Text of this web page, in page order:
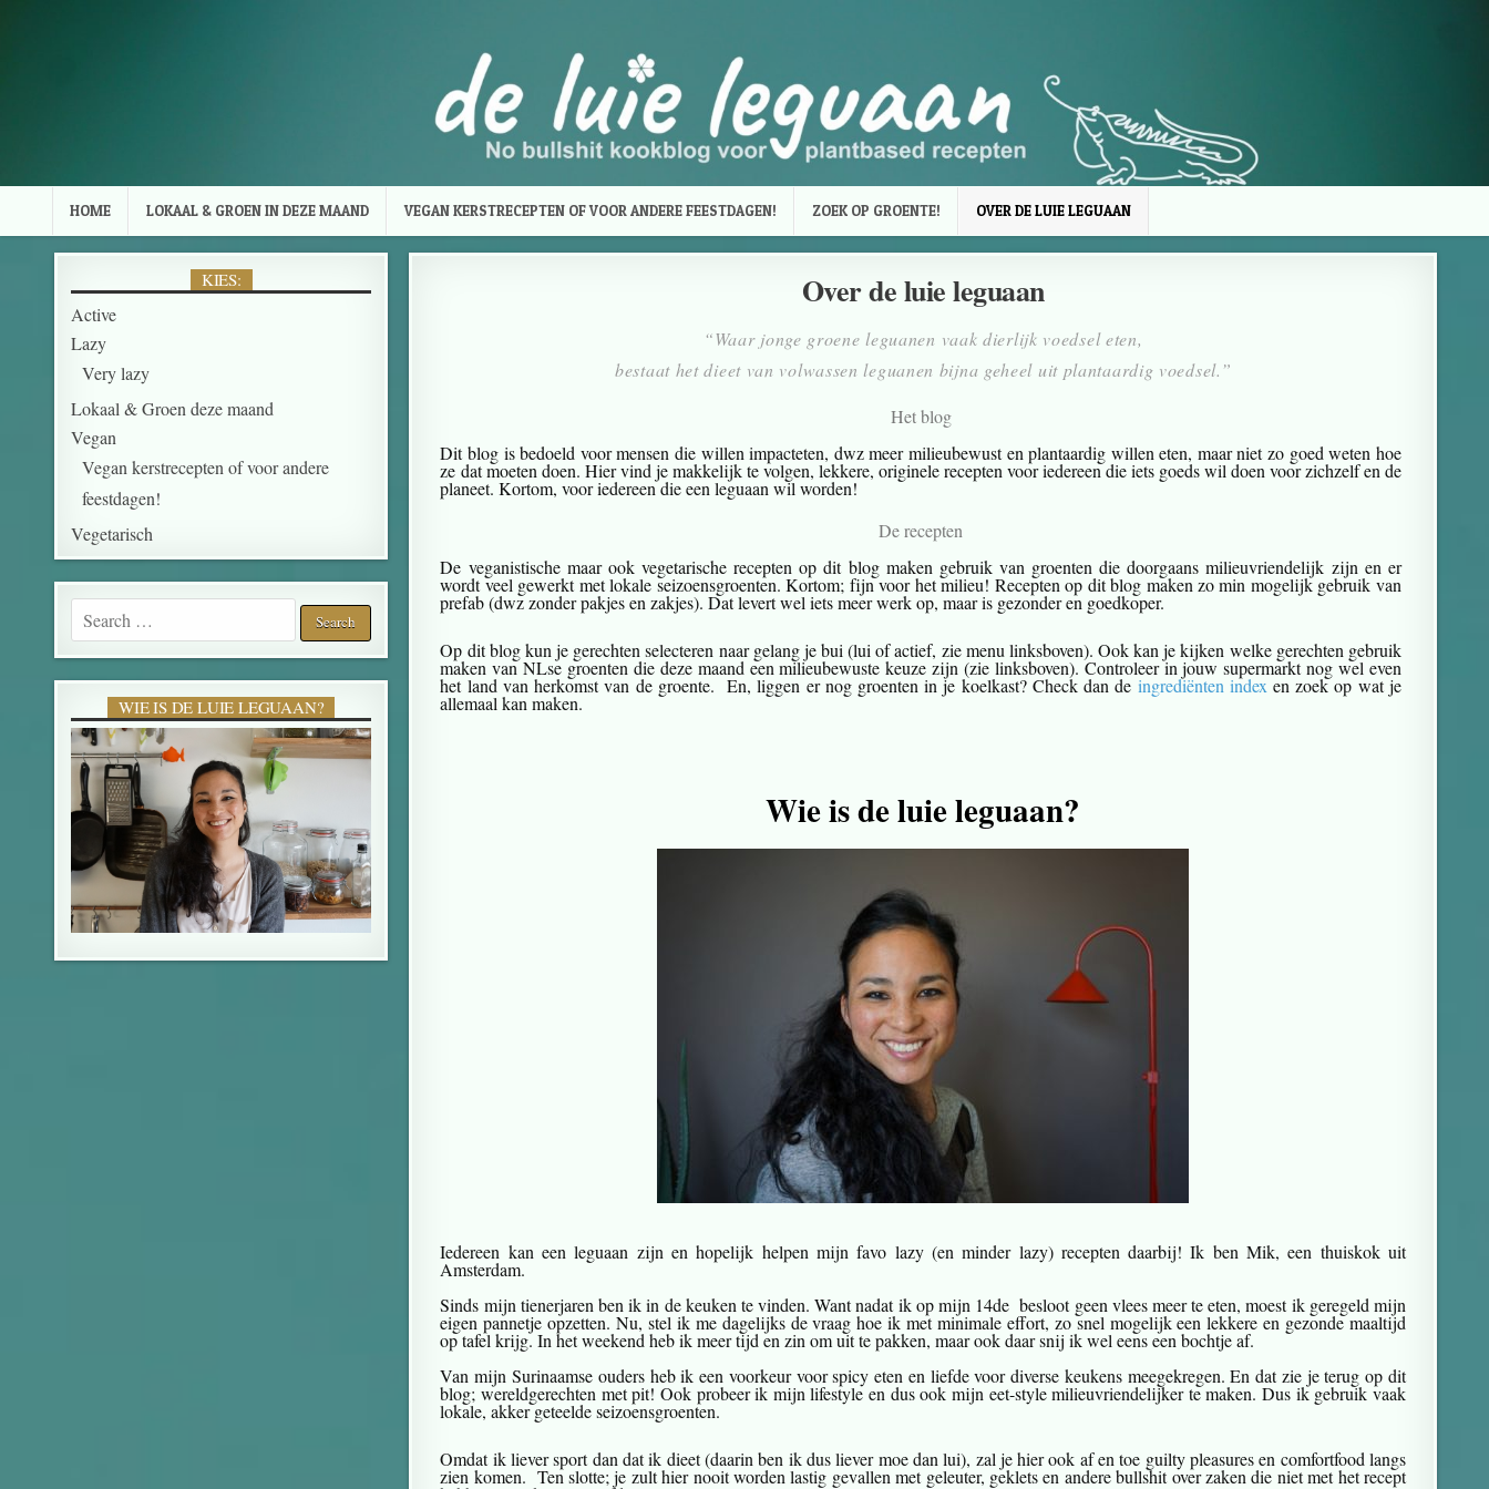
HOME LOKAAL & GROEN IN DEZE MAAND VEGAN KERSTRECEPTEN OF VOOR ANDERE FEESTDAGEN! ZOEK OP GROENTE! OVER DE LUIE LEGUAAN
Over de luie leguaan
“Waar jonge groene leguanen vaak dierlijk voedsel eten,
bestaat het dieet van volwassen leguanen bijna geheel uit plantaardig voedsel.”
Het blog
Dit blog is bedoeld voor mensen die willen impacteten, dwz meer milieubewust en plantaardig willen eten, maar niet zo goed weten hoe
ze dat moeten doen. Hier vind je makkelijk te volgen, lekkere, originele recepten voor iedereen die iets goeds wil doen voor zichzelf en de
planeet. Kortom, voor iedereen die een leguaan wil worden!
De recepten
De veganistische maar ook vegetarische recepten op dit blog maken gebruik van groenten die doorgaans milieuvriendelijk zijn en er
wordt veel gewerkt met lokale seizoensgroenten. Kortom; fijn voor het milieu! Recepten op dit blog maken zo min mogelijk gebruik van
prefab (dwz zonder pakjes en zakjes). Dat levert wel iets meer werk op, maar is gezonder en goedkoper.
Op dit blog kun je gerechten selecteren naar gelang je bui (lui of actief, zie menu linksboven). Ook kan je kijken welke gerechten gebruik
maken van NLse groenten die deze maand een milieubewuste keuze zijn (zie linksboven). Controleer in jouw supermarkt nog wel even
het land van herkomst van de groente. En, liggen er nog groenten in je koelkast? Check dan de ingrediënten index en zoek op wat je
allemaal kan maken.
Wie is de luie leguaan?
Iedereen kan een leguaan zijn en hopelijk helpen mijn favo lazy (en minder lazy) recepten daarbij! Ik ben Mik, een thuiskok uit
Amsterdam.
Sinds mijn tienerjaren ben ik in de keuken te vinden. Want nadat ik op mijn 14de besloot geen vlees meer te eten, moest ik geregeld mijn
eigen pannetje opzetten. Nu, stel ik me dagelijks de vraag hoe ik met minimale effort, zo snel mogelijk een lekkere en gezonde maaltijd
op tafel krijg. In het weekend heb ik meer tijd en zin om uit te pakken, maar ook daar snij ik wel eens een bochtje af.
Van mijn Surinaamse ouders heb ik een voorkeur voor spicy eten en liefde voor diverse keukens meegekregen. En dat zie je terug op dit
blog; wereldgerechten met pit! Ook probeer ik mijn lifestyle en dus ook mijn eet-style milieuvriendelijker te maken. Dus ik gebruik vaak
lokale, akker geteelde seizoensgroenten.
Omdat ik liever sport dan dat ik dieet (daarin ben ik dus liever moe dan lui), zal je hier ook af en toe guilty pleasures en comfortfood langs
zien komen. Ten slotte; je zult hier nooit worden lastig gevallen met geleuter, geklets en andere bullshit over zaken die niet met het recept
KIES:
Active
Lazy
Very lazy
Lokaal & Groen deze maand
Vegan
Vegan kerstrecepten of voor andere
feestdagen!
Vegetarisch
WIE IS DE LUIE LEGUAAN?